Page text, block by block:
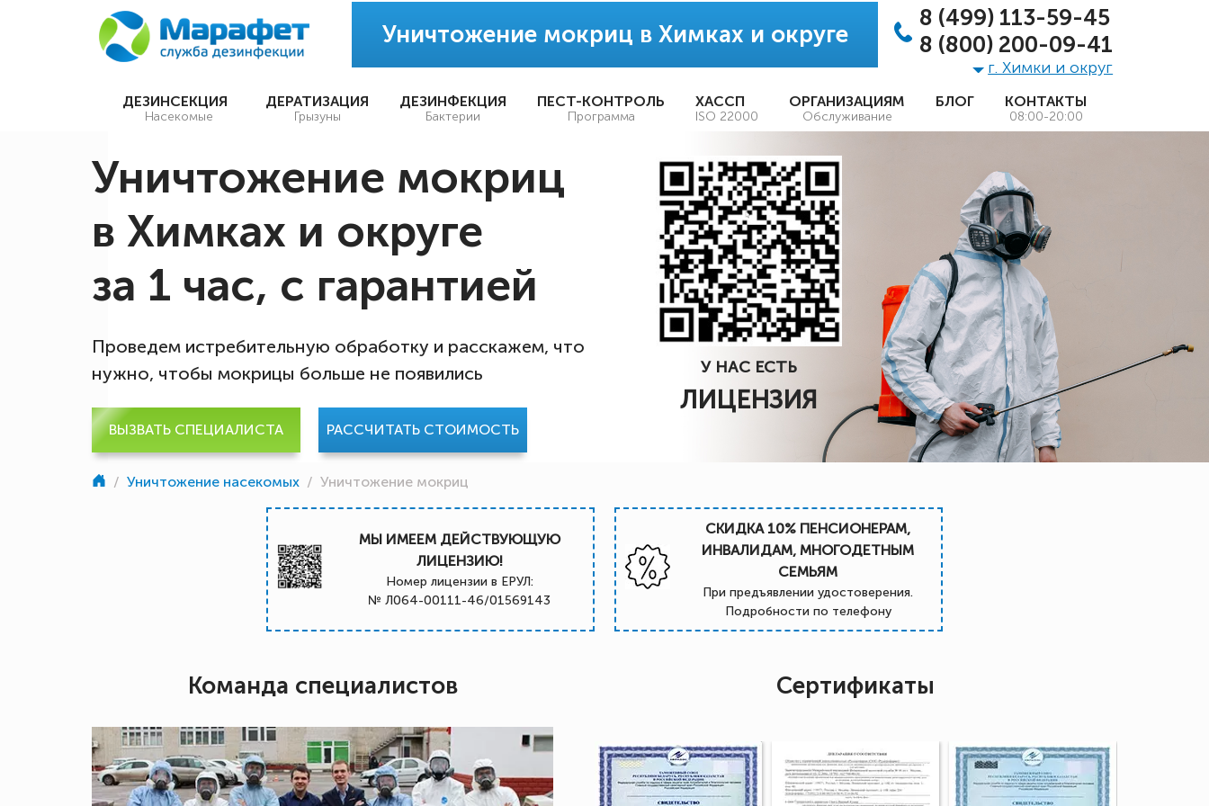
Уничтожение мокриц в Химках и округе
8 (499) 113-59-45
8 (800) 200-09-41
г. Химки и округ
ДЕЗИНСЕКЦИЯ
Насекомые
ДЕРАТИЗАЦИЯ
Грызуны
ДЕЗИНФЕКЦИЯ
Бактерии
ПЕСТ-КОНТРОЛЬ
Программа
ХАССП
ISO 22000
ОРГАНИЗАЦИЯМ
Обслуживание
БЛОГ КОНТАКТЫ
08:00-20:00
Уничтожение мокриц
в Химках и округе
за 1 час, с гарантией
Проведем истребительную обработку и расскажем, что
нужно, чтобы мокрицы больше не появились
ВЫЗВАТЬ СПЕЦИАЛИСТА РАССЧИТАТЬ СТОИМОСТЬ
У НАС ЕСТЬ
ЛИЦЕНЗИЯ
/ Уничтожение насекомых / Уничтожение мокриц
МЫ ИМЕЕМ ДЕЙСТВУЮЩУЮ
ЛИЦЕНЗИЮ!
Номер лицензии в ЕРУЛ:
№ Л064-00111-46/01569143
СКИДКА 10% ПЕНСИОНЕРАМ,
ИНВАЛИДАМ, МНОГОДЕТНЫМ
СЕМЬЯМ
При предъявлении удостоверения.
Подробности по телефону
Команда специалистов Сертификаты